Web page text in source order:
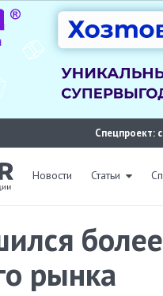
Спецпроект:
Новости Статьи
рынка